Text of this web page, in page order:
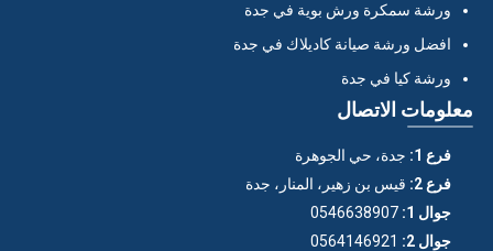
ورشة سمكرة ورش بوية في جدة
افضل ورشة صيانة كاديلاك في جدة
ورشة كيا في جدة
معلومات الاتصال
فرع 1:
جدة، حي الجوهرة
فرع 2:
قيس بن زهير، المنار، جدة
جوال 1:
0546638907
جوال 2:
0564146921